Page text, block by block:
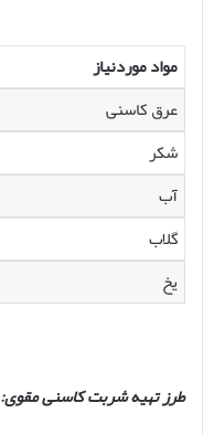
مواد موردنیاز
عرق کاسنی
شکر
آب
گلاب
یخ
طرز تهیه شربت کاسنی مقوی: